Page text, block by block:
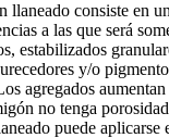
llaneado consiste en
a las que será
estabilizados
y/o
agregados
no tenga
puede